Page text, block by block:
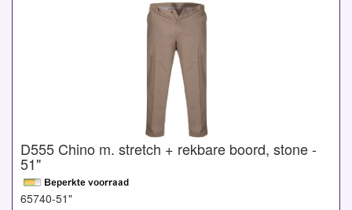
D555 Chino m. stretch + rekbare boord, stone -
51"
65740-51"